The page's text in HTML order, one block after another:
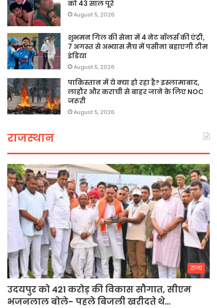
को 43 साल पूरे
August 5, 2026
शुभमन गिल की सेना में 4 नेट बॉलर्स की एंट्री,
7 अगस्त से अभ्यास मैच में पसीना बहाएगी टीम
इंडिया
August 5, 2026
पाकिस्तान में ये क्या हो रहा है? इस्लामाबाद,
लाहौर और कराची से बाहर जाने के लिए NOC
जरूरी
August 5, 2026
राजस्थान
राज्य
उदयपुर को 421 करोड़ की विकास सौगात, सीएम
भजनलाल बोले- पहले बिजली खरीदते थे…